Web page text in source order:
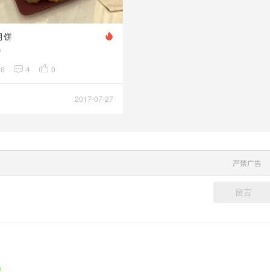
饼
4 0
2017-07-27
严禁广告
留言